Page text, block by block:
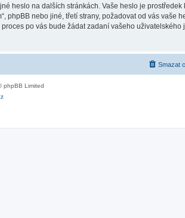
heslo na dalších stránkách. Vaše heslo je prostředek
phpBB nebo jiné, třetí strany, požadovat od vás vaše
po vás bude žádat zadaní vašeho
Smazat
phpBB Limited